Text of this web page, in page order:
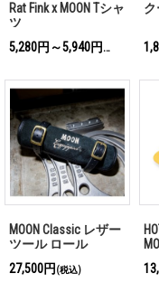
Rat Fink x MOON Tシャ
ツ
5,280円～5,940円
(税込)
ク
MOON Classic レザー
ツール ロール
27,500円 (税込)